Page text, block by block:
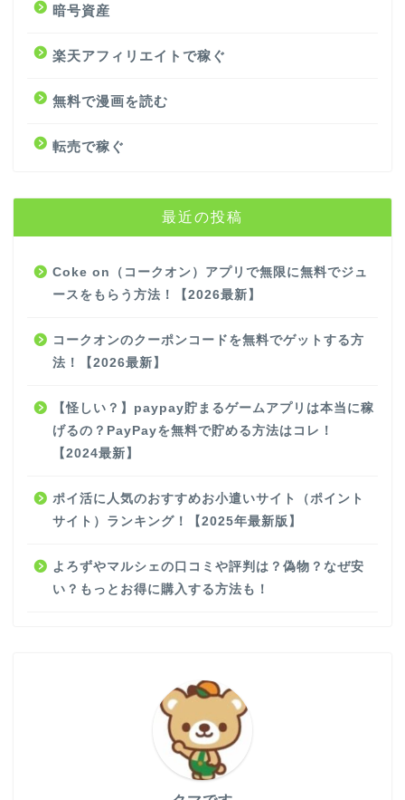
暗号資産
楽天アフィリエイトで稼ぐ
無料で漫画を読む
転売で稼ぐ
最近の投稿
Coke on（コークオン）アプリで無限に無料でジュ
ースをもらう方法！【2026最新】
コークオンのクーポンコードを無料でゲットする方
法！【2026最新】
【怪しい？】paypay貯まるゲームアプリは本当に稼
げるの？PayPayを無料で貯める方法はコレ！
【2024最新】
ポイ活に人気のおすすめお小遣いサイト（ポイント
サイト）ランキング！【2025年最新版】
よろずやマルシェの口コミや評判は？偽物？なぜ安
い？もっとお得に購入する方法も！